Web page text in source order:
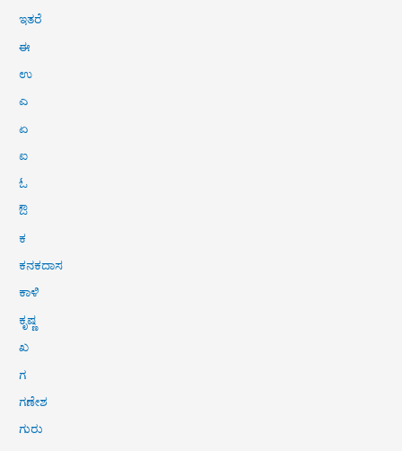
ಇತರೆ
ಈ
ಉ
ಎ
ಏ
ಐ
ಓ
ಔ
ಕ
ಕನಕದಾಸ
ಕಾಳಿ
ಕೃಷ್ಣ
ಖ
ಗ
ಗಣೇಶ
ಗುರು